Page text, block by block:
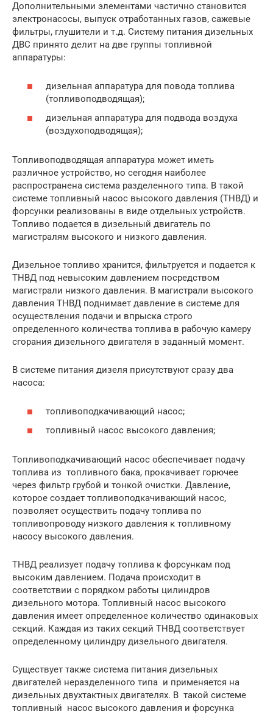
Дополнительными элементами частично становится
электронасосы, выпуск отработанных газов, сажевые
фильтры, глушители и т.д. Систему питания дизельных
ДВС принято делит на две группы топливной
аппаратуры:
дизельная аппаратура для повода топлива
(топливоподводящая);
дизельная аппаратура для подвода воздуха
(воздухоподводящая);
Топливоподводящая аппаратура может иметь
различное устройство, но сегодня наиболее
распространена система разделенного типа. В такой
системе топливный насос высокого давления (ТНВД) и
форсунки реализованы в виде отдельных устройств.
Топливо подается в дизельный двигатель по
магистралям высокого и низкого давления.
Дизельное топливо хранится, фильтруется и подается к
ТНВД под невысоким давлением посредством
магистрали низкого давления. В магистрали высокого
давления ТНВД поднимает давление в системе для
осуществления подачи и впрыска строго
определенного количества топлива в рабочую камеру
сгорания дизельного двигателя в заданный момент.
В системе питания дизеля присутствуют сразу два
насоса:
топливоподкачивающий насос;
топливный насос высокого давления;
Топливоподкачивающий насос обеспечивает подачу
топлива из топливного бака, прокачивает горючее
через фильтр грубой и тонкой очистки. Давление,
которое создает топливоподкачивающий насос,
позволяет осуществить подачу топлива по
топливопроводу низкого давления к топливному
насосу высокого давления.
ТНВД реализует подачу топлива к форсункам под
высоким давлением. Подача происходит в
соответствии с порядком работы цилиндров
дизельного мотора. Топливный насос высокого
давления имеет определенное количество одинаковых
секций. Каждая из таких секций ТНВД соответствует
определенному цилиндру дизельного двигателя.
Существует также система питания дизельных
двигателей неразделенного типа и применяется на
дизельных двухтактных двигателях. В такой системе
топливный насос высокого давления и форсунка